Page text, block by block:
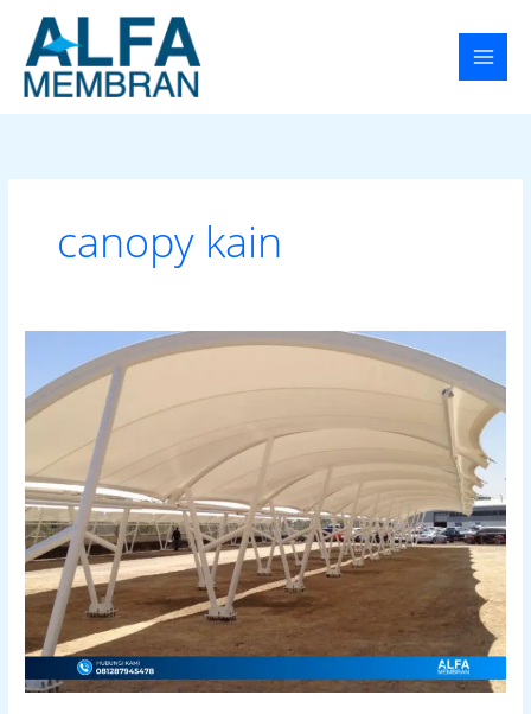
Lewati
konten
canopy kain
Membran
Palangkaraya